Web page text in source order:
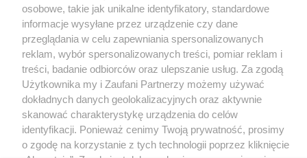
sałatka z makaronem
ryzowym i z
kurczakiem...
7.3k 35 3
izaa_a
Warstwowa,
imprezowa sałatka z
krakersami i
pieczarkami
25.3k
ania5825
1 2 3 4 5 6 7 ... 49 >
osobowe, takie jak unikalne identyfikatory, standardowe
informacje wysyłane przez urządzenie czy dane
przeglądania w celu zapewniania spersonalizowanych
reklam, wybór spersonalizowanych treści, pomiar reklam i
treści, badanie odbiorców oraz ulepszanie usług. Za zgodą
Użytkownika my i Zaufani Partnerzy możemy używać
dokładnych danych geolokalizacyjnych oraz aktywnie
skanować charakterystykę urządzenia do celów
identyfikacji. Ponieważ cenimy Twoją prywatność, prosimy
o zgodę na korzystanie z tych technologii poprzez kliknięcie